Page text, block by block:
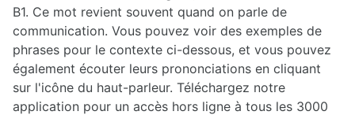
B1. Ce mot revient souvent quand on parle de
communication. Vous pouvez voir des exemples de
phrases pour le contexte ci-dessous, et vous pouvez
également écouter leurs prononciations en cliquant
sur l'icône du haut-parleur. Téléchargez notre
application pour un accès hors ligne à tous les 3000